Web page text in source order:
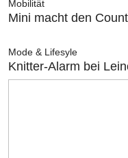
Mobilität
Mini macht den
Mode & Lifesyle
Knitter-Alarm bei